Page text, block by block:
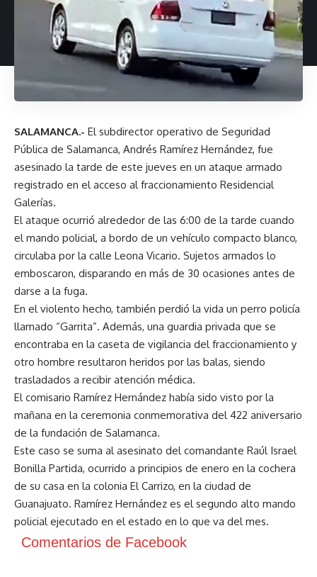
SALAMANCA.- El subdirector operativo de Seguridad
Pública de Salamanca, Andrés Ramírez Hernández, fue
asesinado la tarde de este jueves en un ataque armado
registrado en el acceso al fraccionamiento Residencial
Galerías.
El ataque ocurrió alrededor de las 6:00 de la tarde cuando
el mando policial, a bordo de un vehículo compacto blanco,
circulaba por la calle Leona Vicario. Sujetos armados lo
emboscaron, disparando en más de 30 ocasiones antes de
darse a la fuga.
En el violento hecho, también perdió la vida un perro policía
llamado “Garrita”. Además, una guardia privada que se
encontraba en la caseta de vigilancia del fraccionamiento y
otro hombre resultaron heridos por las balas, siendo
trasladados a recibir atención médica.
El comisario Ramírez Hernández había sido visto por la
mañana en la ceremonia conmemorativa del 422 aniversario
de la fundación de Salamanca.
Este caso se suma al asesinato del comandante Raúl Israel
Bonilla Partida, ocurrido a principios de enero en la cochera
de su casa en la colonia El Carrizo, en la ciudad de
Guanajuato. Ramírez Hernández es el segundo alto mando
policial ejecutado en el estado en lo que va del mes.
Comentarios de Facebook